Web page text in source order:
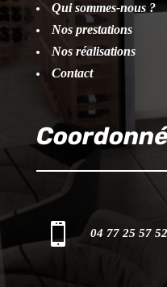
Qui sommes-nous ?
Nos prestations
Nos réalisations
Contact
 04 77 25 57 52